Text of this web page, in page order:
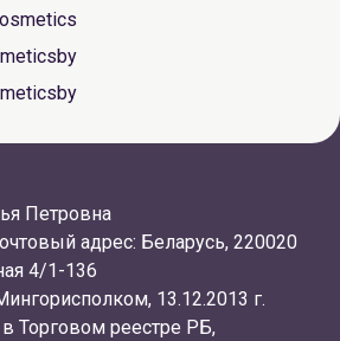
Петровна
адрес: Беларусь, 220020
4/1-136
13.12.2013 г.
Торговом реестре РБ,